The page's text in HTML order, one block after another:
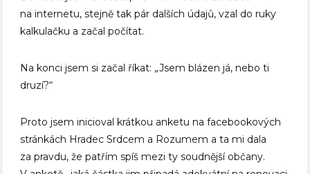
na internetu, stejně tak pár dalších údajů, vzal do ruky
kalkulačku a začal počítat.
Na konci jsem si začal říkat: „Jsem blázen já, nebo ti
druzí?“
Proto jsem inicioval krátkou anketu na facebookových
stránkách Hradec Srdcem a Rozumem a ta mi dala
za pravdu, že patřím spíš mezi ty soudnější občany.